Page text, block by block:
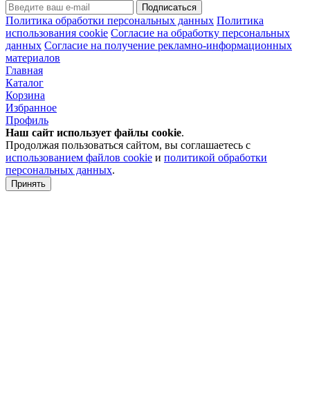
Подписаться
Политика обработки персональных данных Политика
использования cookie Согласие на обработку персональных
данных Согласие на получение рекламно-информационных
материалов
Главная
Каталог
Корзина
Избранное
Профиль
Наш сайт использует файлы cookie.
Продолжая пользоваться сайтом, вы соглашаетесь с
использованием файлов cookie и политикой обработки
персональных данных.
Принять